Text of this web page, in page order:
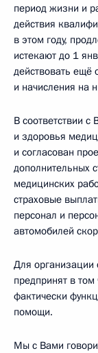
период жизни и
действия
в этом году,
истекают до 1
действовать ещё
и начисления на
В соответствии
и здоровья
и согласован
дополнительных
медицинских
страховые
персонал и
автомобилей
Для
предпринят в
фактически
помощи.
Мы с Вами